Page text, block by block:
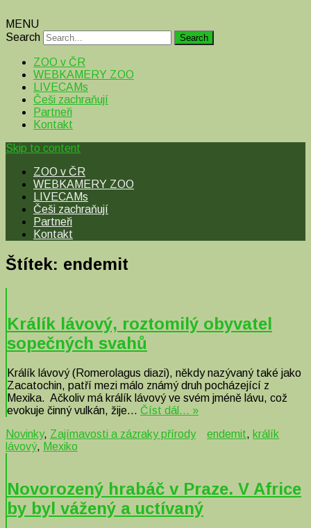
MENU
Search
ZOO v ČR
WEBKAMERY ZOO
LIVECAMs
Češi zachraňují
Partneři
Kontakt
Skip to content
ZOO v ČR
WEBKAMERY ZOO
LIVECAMs
Češi zachraňují
Partneři
Kontakt
Štítek: endemit
Králík lávový, roztomilý obyvatel
sopečných svahů
Králík lávový (Romerolagus diazi), někdy nazývaný také jako
Zacatochin, patří mezi málo známý druh pocházející z
Mexika. Ačkoliv má králík lávový ve svém jméně lávu, což
evokuje činný vulkán, žije… Číst dál… »
Novinky, Zajímavosti a zázraky přírody endemit, králík
lávový, Mexiko
Novorozený hrabáč v Praze. V Africe
by byl vážený a uctívaný